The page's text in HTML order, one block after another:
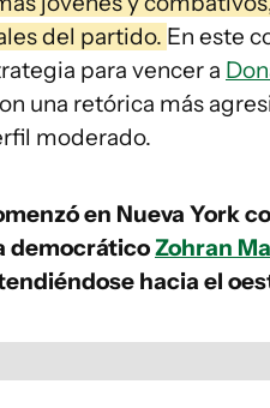
del partido. En este
para vencer a
una retórica más
moderado.
en Nueva York
democráticoZohran
hacia el